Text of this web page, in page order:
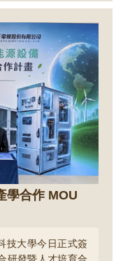
踐經驗，因此成為
也展現學校結合校
學合作 MOU
技大學今日正式簽